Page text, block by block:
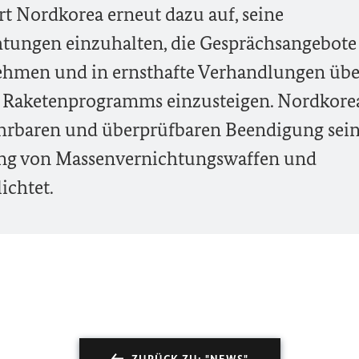
Nordkorea erneut dazu auf, seine
einzuhalten, die
und in ernsthafte Verhandlungen
einzusteigen.
und überprüfbaren Beendigung
von Massenvernichtungswaffen und